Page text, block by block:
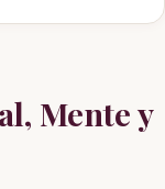
Mente y